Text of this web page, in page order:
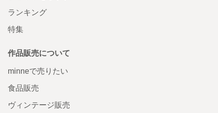
ランキング
特集
作品販売について
minneで売りたい
食品販売
ヴィンテージ販売